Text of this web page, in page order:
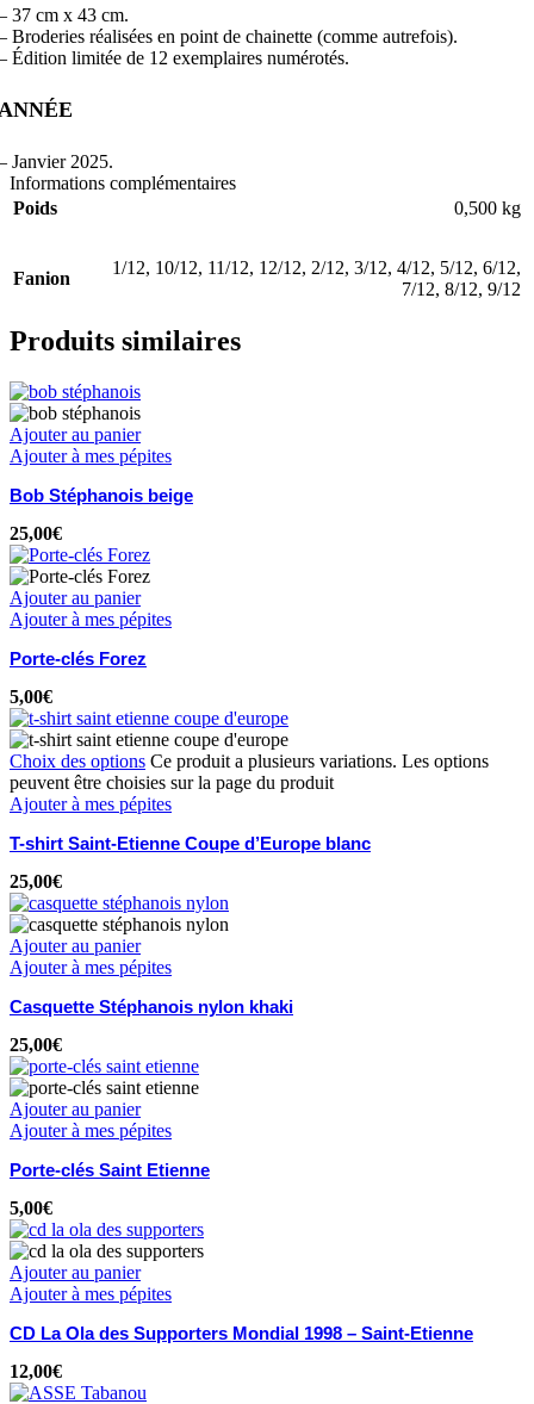
37 cm x 43 cm.
Broderies réalisées en point de chainette (comme autrefois).
Édition limitée de 12 exemplaires numérotés.
Janvier 2025.
Informations complémentaires
Poids
0,500 kg
Fanion
1/12, 10/12, 11/12, 12/12, 2/12, 3/12, 4/12, 5/12, 6/12,
7/12, 8/12, 9/12
Produits similaires
Ajouter au panier
Ajouter à mes pépites
Bob Stéphanois beige
25,00€
Ajouter au panier
Ajouter à mes pépites
Porte-clés Forez
5,00€
Choix des options Ce produit a plusieurs variations. Les options
peuvent être choisies sur la page du produit
Ajouter à mes pépites
T-shirt Saint-Etienne Coupe d’Europe blanc
25,00€
Ajouter au panier
Ajouter à mes pépites
Casquette Stéphanois nylon khaki
25,00€
Ajouter au panier
Ajouter à mes pépites
Porte-clés Saint Etienne
5,00€
Ajouter au panier
Ajouter à mes pépites
CD La Ola des Supporters Mondial 1998 – Saint-Etienne
12,00€